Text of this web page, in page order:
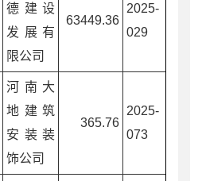
德建设
发展有
限公司
63449.36
2025-
029
河南大
地建筑
安装装
饰公司
365.76
2025-
073